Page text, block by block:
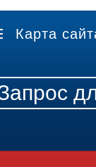
Карта